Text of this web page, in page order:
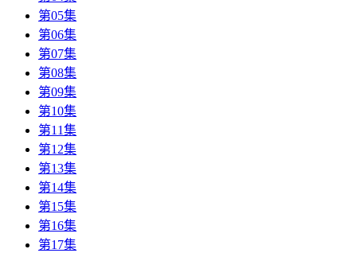
第05集
第06集
第07集
第08集
第09集
第10集
第11集
第12集
第13集
第14集
第15集
第16集
第17集